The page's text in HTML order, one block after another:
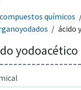
compuestos químicos
ácido
yodoacético